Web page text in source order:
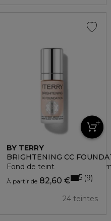
effet tenseur immédiat,
BY TERRY
BRIGHTENING CC
Fond de teint
À partir de82,60 €
24 teintes
5 9